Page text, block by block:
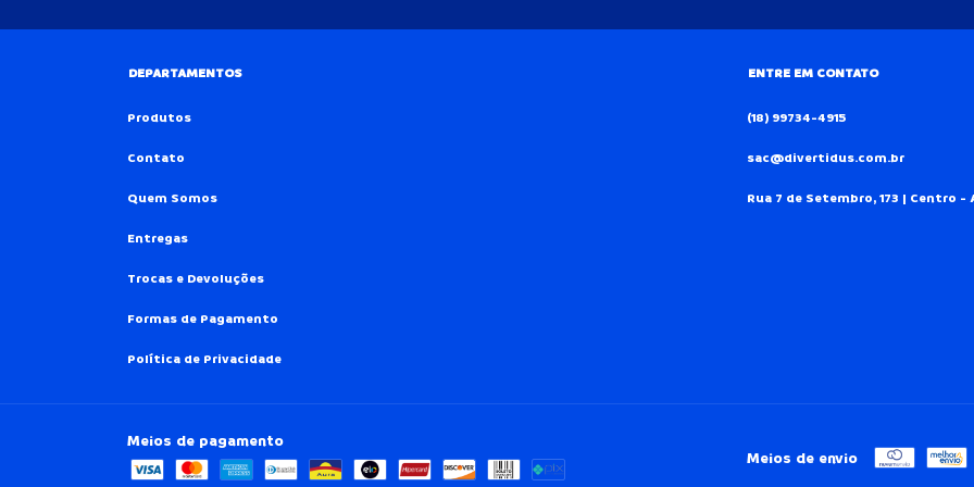
DEPARTAMENTOS
Produtos
Contato
Quem Somos
Entregas
Trocas e Devoluções
Formas de Pagamento
Política de Privacidade
ENTRE EM CONTATO
(18) 99734-4915
sac@divertidus.com.br
Rua 7 de Setembro, 173 | Centro -
Meios de pagamento
Meios de envio